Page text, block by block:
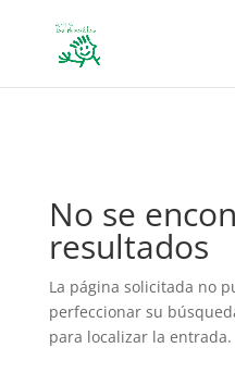
No se
resultados
La página solicitada no
perfeccionar su
para localizar la entrada.